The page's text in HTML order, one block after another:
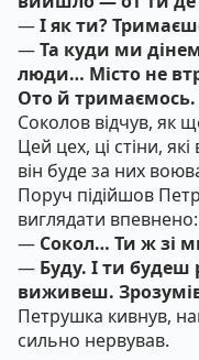
—І як ти?
—Та куди ми
люди… Місто не
Ото й тримаємось.
Соколов відчув, як
Цей цех, ці стіни,
він буде за них
Поруч підійшов
виглядати впевнено:
— Сокол… Ти ж зі
— Буду. І ти будеш
виживеш.
Петрушка кивнув,
сильно нервував.